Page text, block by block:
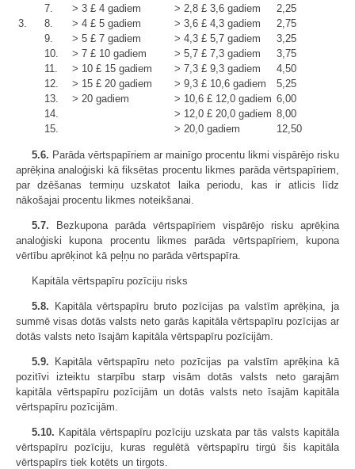
7. > 3 £ 4 gadiem > 2,8 £ 3,6 gadiem
2,25
3.
8. > 4 £ 5 gadiem > 3,6 £ 4,3 gadiem
2,75
9.
> 5 £ 7 gadiem > 4,3 £ 5,7 gadiem
3,25
10.
> 7 £ 10 gadiem > 5,7 £ 7,3 gadiem
3,75
11.
> 10 £ 15 gadiem > 7,3 £ 9,3 gadiem
4,50
12.
> 15 £ 20 gadiem > 9,3 £ 10,6 gadiem
5,25
13.
> 20 gadiem > 10,6 £ 12,0 gadiem 6,00
14.
> 12,0 £ 20,0 gadiem 8,00
15.
> 20,0 gadiem 12,50
5.6. Parāda vērtspapīriem ar mainīgo procentu likmi vispārējo risku
aprēķina analoģiski kā fiksētas procentu likmes parāda vērtspapīriem,
par dzēšanas termiņu uzskatot laika periodu, kas ir atlicis līdz
nākošajai procentu likmes noteikšanai.
5.7. Bezkupona parāda vērtspapīriem vispārējo risku aprēķina
analoģiski kupona procentu likmes parāda vērtspapīriem, kupona
vērtību aprēķinot kā peļņu no parāda vērtspapīra.
Kapitāla vērtspapīru pozīciju risks
5.8. Kapitāla vērtspapīru bruto pozīcijas pa valstīm aprēķina, ja
summē visas dotās valsts neto garās kapitāla vērtspapīru pozīcijas ar
dotās valsts neto īsajām kapitāla vērtspapīru pozīcijām.
5.9. Kapitāla vērtspapīru neto pozīcijas pa valstīm aprēķina kā
pozitīvi izteiktu starpību starp visām dotās valsts neto garajām
kapitāla vērtspapīru pozīcijām un dotās valsts neto īsajām kapitāla
vērtspapīru pozīcijām.
5.10. Kapitāla vērtspapīru pozīciju uzskata par tās valsts kapitāla
vērtspapīru pozīciju, kuras regulētā vērtspapīru tirgū šis kapitāla
vērtspapīrs tiek kotēts un tirgots.